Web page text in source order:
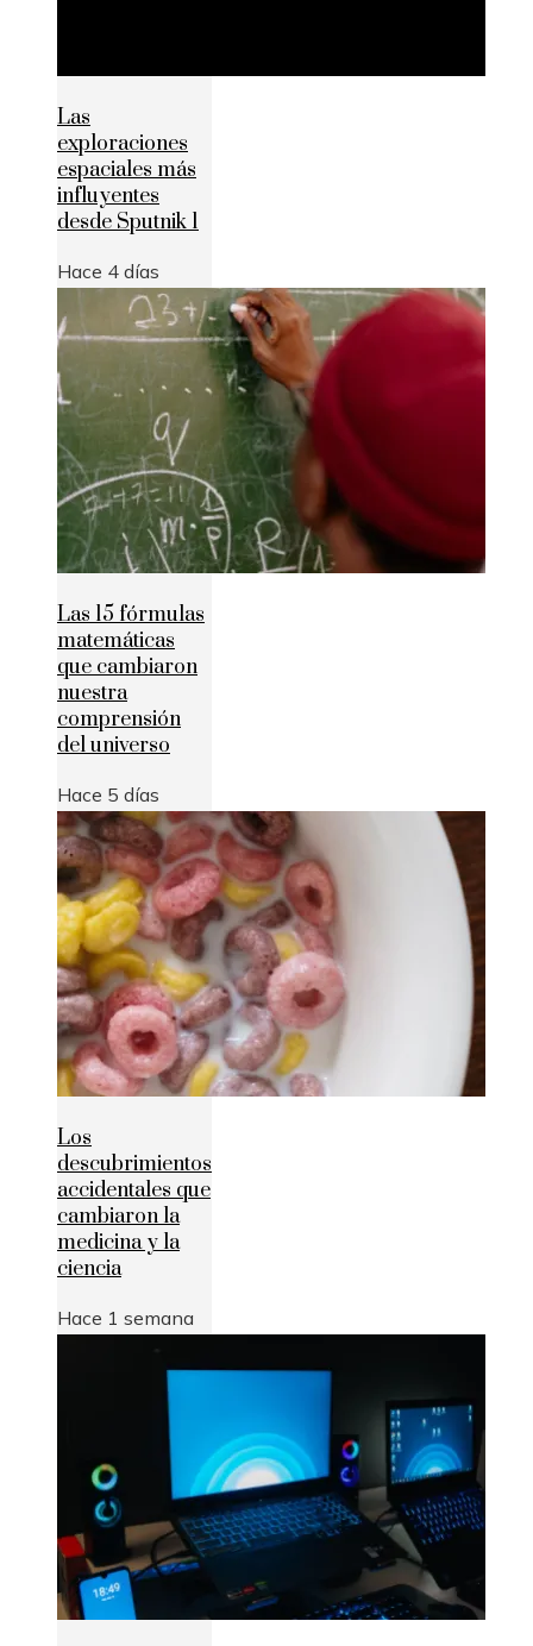
Las
exploraciones
espaciales más
influyentes
desde Sputnik 1
Hace 4 días
Las 15 fórmulas
matemáticas
que cambiaron
nuestra
comprensión
del universo
Hace 5 días
Los
descubrimientos
accidentales que
cambiaron la
medicina y la
ciencia
Hace 1 semana